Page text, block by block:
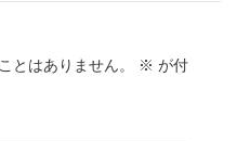
とはありません。 ※ が付